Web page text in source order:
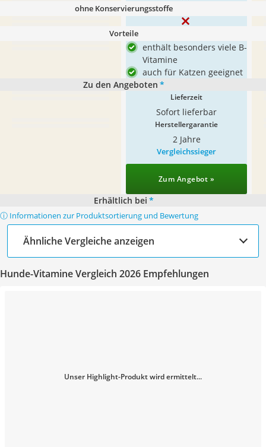
ohne Konservierungsstoffe
Vorteile
enthält besonders viele B-
Vitamine
auch für Katzen geeignet
Zu den Angeboten *
Lieferzeit
Sofort lieferbar
Herstellergarantie
2 Jahre
Vergleichssieger
Zum Angebot »
Erhältlich bei *
ⓘ Informationen zur Produktsortierung und Bewertung
Ähnliche Vergleiche anzeigen
Hunde-Vitamine Vergleich 2026 Empfehlungen
Unser Highlight-Produkt wird ermittelt...